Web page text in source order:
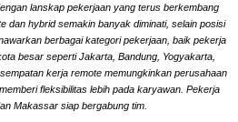
lanskap pekerjaan yang terus berkembang
dan hybrid semakin banyak diminati, selain posisi
berbagai kategori pekerjaan, baik pekerja
besar seperti Jakarta, Bandung, Yogyakarta,
kerja remote memungkinkan perusahaan
fleksibilitas lebih pada karyawan. Pekerja
Makassar siap bergabung tim.